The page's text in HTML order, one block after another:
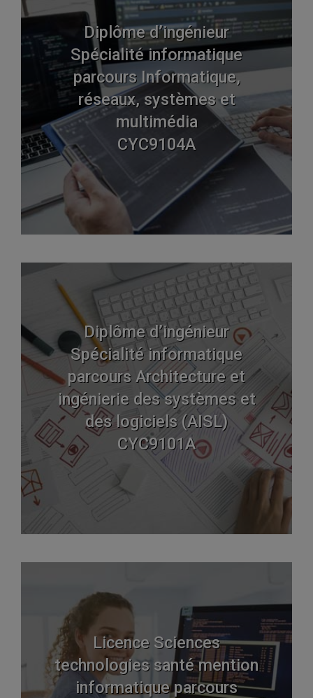
Diplôme d’ingénieur
Spécialité informatique
parcours Informatique,
réseaux, systèmes et
multimédia
CYC9104A
Diplôme d’ingénieur
Spécialité informatique
parcours Architecture et
ingénierie des systèmes et
des logiciels (AISL)
CYC9101A
Licence Sciences
technologies santé mention
informatique parcours